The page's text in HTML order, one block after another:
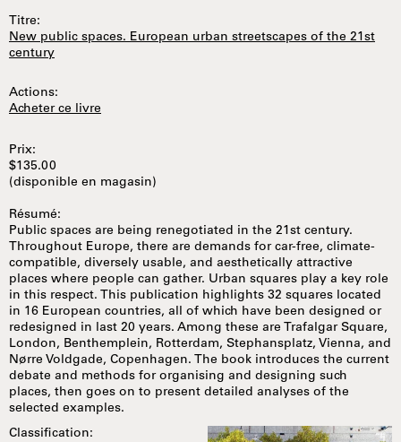
Titre:
New public spaces. European urban streetscapes of the 21st
century
Actions:
Acheter ce livre
Prix:
$135.00
(disponible en magasin)
Résumé:
Public spaces are being renegotiated in the 21st century.
Throughout Europe, there are demands for car-free, climate-
compatible, diversely usable, and aesthetically attractive
places where people can gather. Urban squares play a key role
in this respect. This publication highlights 32 squares located
in 16 European countries, all of which have been designed or
redesigned in last 20 years. Among these are Trafalgar Square,
London, Benthemplein, Rotterdam, Stephansplatz, Vienna, and
Nørre Voldgade, Copenhagen. The book introduces the current
debate and methods for organising and designing such
places, then goes on to present detailed analyses of the
selected examples.
Classification: